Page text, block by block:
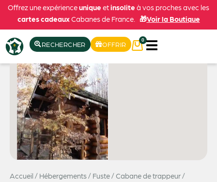
Offrez une expérienceunique etinsolite à vos proches avec les
cartes cadeauxCabanes de France. 🎁Voir la Boutique
RECHERCHER OFFRIR
0
Accueil / Hébergements/ Fuste / Cabane de trappeur/